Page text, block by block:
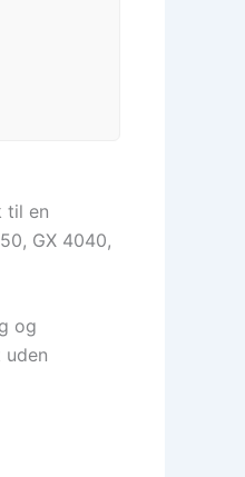
til en
GX 4040,
og